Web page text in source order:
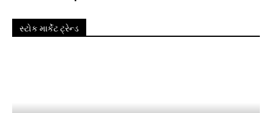
સ્ટોક માર્કેટ ટ્રેન્ડ